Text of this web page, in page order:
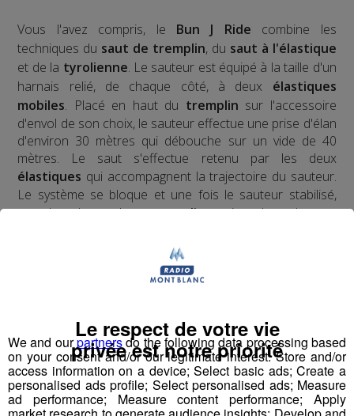
Vous l'avez compris, le Bun J Ride combine les
techniques du saut de tremplin, du saut à l'élastique
et de la tyrolienne. Le sauteur est équipé à la taille d'un
harnais relié, de chaque côté, à deux élastiques
mobiles. Placé en haut du tremplin sur l'accessoire
d'envol de son choix, le sauteur effectue une prise d'élan
d'environ 30 mètres qui débouche sur un vide de 40
mètres. Le saut s'effectue retenu par les deux
élastiques qui accompagnent la trajectoire du sauteur.
Le système se bloque et une fois le sauteur stabilisé,
nous le redescendons entyroliennejusqu'au sol.
​Deux ans d'études, de tests, d'homologations,
d'agréments, de vérifications ont été nécessaires pour
obtenir l'autorisation d'ouverture au public du premier
Pour la version hivernale, c'est unsaut à l'élastique
en ski!
We and ourpartnersdo the following data processing based
on your consent and/or our legitimate interest: Store and/or
access information on a device; Select basic ads; Create a
personalised ads profile; Select personalised ads; Measure
ad performance; Measure content performance; Apply
Le respect de votre vie
privée est notre priorité